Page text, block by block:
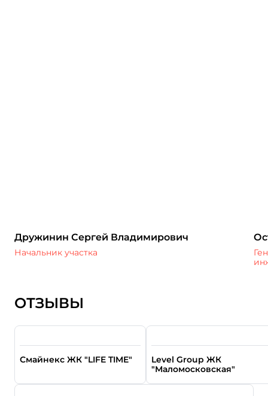
Дружинин Сергей Владимирович
Начальник участка
ОТЗЫВЫ
Смайнекс ЖК "LIFE TIME"
Level Group ЖК
"Маломосковская"